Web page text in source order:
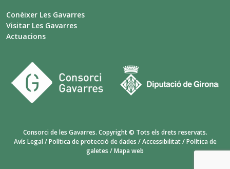
Conèixer Les Gavarres
Visitar Les Gavarres
Actuacions
Consorci de les Gavarres. Copyright © Tots els drets reservats.
Avís Legal /Política de protecció de dades /Accessibilitat/Política de
galetes /Mapa web